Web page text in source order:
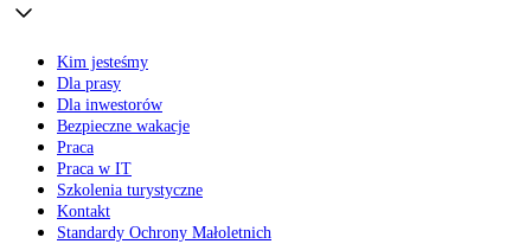
Kim jesteśmy
Dla prasy
Dla inwestorów
Bezpieczne wakacje
Praca
Praca w IT
Szkolenia turystyczne
Kontakt
Standardy Ochrony Małoletnich